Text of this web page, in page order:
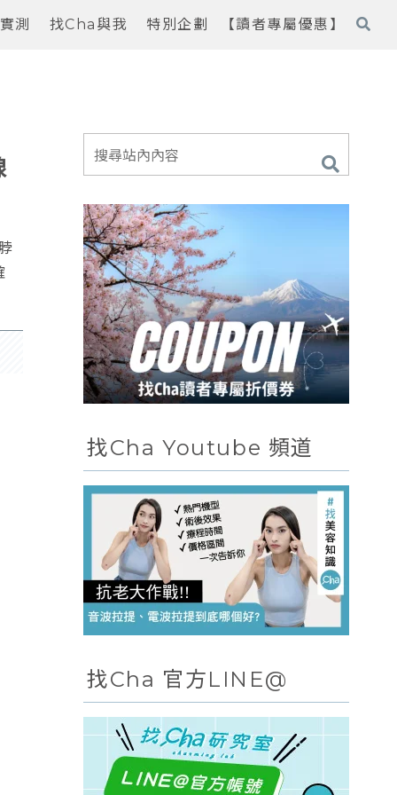
測 找Cha與我 特別企劃 【讀者專屬優惠】
找Cha Youtube 頻道
找Cha 官方LINE@